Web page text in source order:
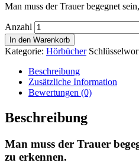
Man muss der Trauer begegnet
Anzahl
In den Warenkorb
Kategorie: Hörbücher
Beschreibung
Zusätzliche Information
Bewertungen (0)
Beschreibung
Man muss der Trauer
zu erkennen.